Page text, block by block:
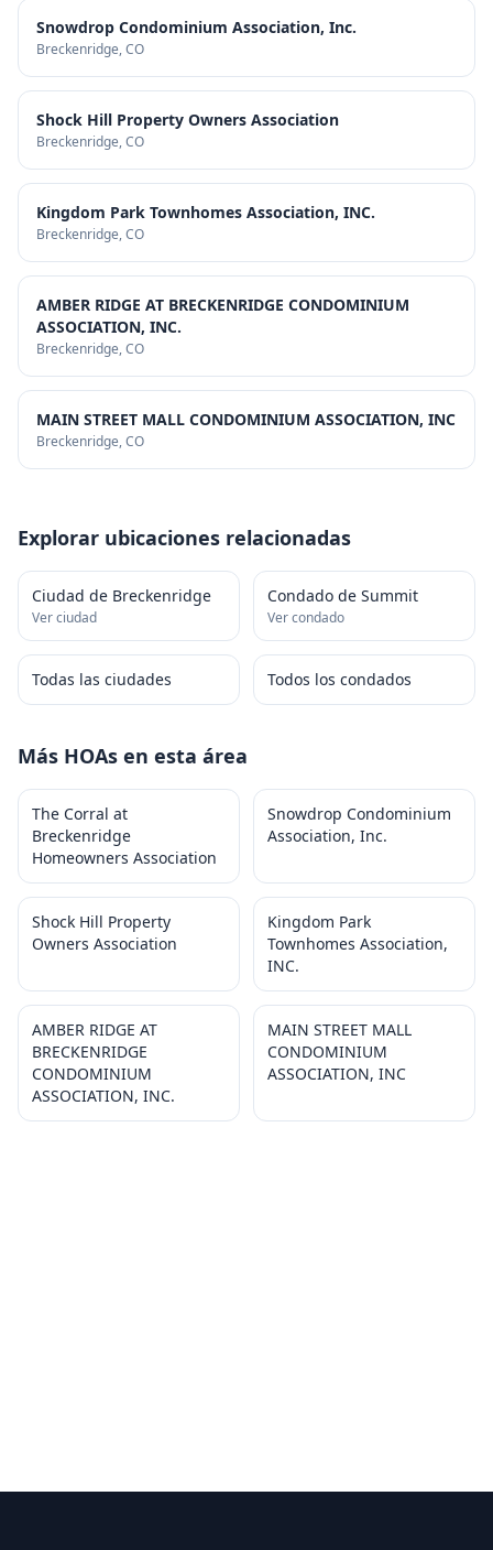
Snowdrop Condominium Association, Inc.
Breckenridge, CO
Shock Hill Property Owners Association
Breckenridge, CO
Kingdom Park Townhomes Association, INC.
Breckenridge, CO
AMBER RIDGE AT BRECKENRIDGE CONDOMINIUM
ASSOCIATION, INC.
Breckenridge, CO
MAIN STREET MALL CONDOMINIUM ASSOCIATION, INC
Breckenridge, CO
Explorar ubicaciones relacionadas
Ciudad de Breckenridge
Ver ciudad
Condado de Summit
Ver condado
Todas las ciudades Todos los condados
Más HOAs en esta área
The Corral at
Breckenridge
Homeowners Association
Snowdrop Condominium
Association, Inc.
Shock Hill Property
Owners Association
Kingdom Park
Townhomes Association,
INC.
AMBER RIDGE AT
BRECKENRIDGE
CONDOMINIUM
ASSOCIATION, INC.
MAIN STREET MALL
CONDOMINIUM
ASSOCIATION, INC